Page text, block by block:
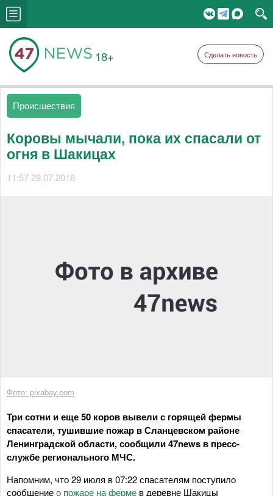
18+ Сделать новость
Происшествия
Коровы мычали, пока их спасали от
огня в Шакицах
11:57 29.07.2018
Фото: pixabay.com
Три сотни и еще 50 коров вывели с горящей фермы
спасатели, тушившие пожар в Сланцевском районе
Ленинградской области, сообщили 47news в пресс-
службе регионального МЧС.
Напомним, что 29 июля в 07:22 спасателям поступило
сообщениео пожаре на ферме в деревне Шакицы